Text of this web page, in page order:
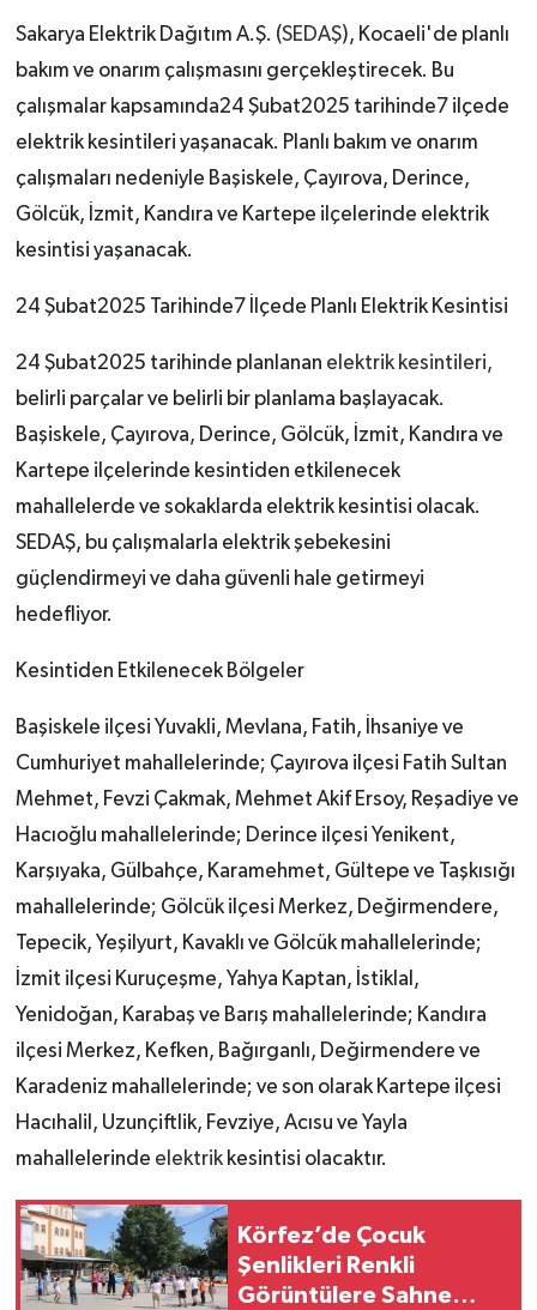
Sakarya Elektrik Dağıtım A.Ş. (SEDAŞ), Kocaeli'de planlı
bakım ve onarım çalışmasını gerçekleştirecek. Bu
çalışmalar kapsamında24 Şubat2025 tarihinde7 ilçede
elektrik kesintileri yaşanacak. Planlı bakım ve onarım
çalışmaları nedeniyle Başiskele, Çayırova, Derince,
Gölcük, İzmit, Kandıra ve Kartepe ilçelerinde elektrik
kesintisi yaşanacak.
24 Şubat2025 Tarihinde7 İlçede Planlı Elektrik Kesintisi
24 Şubat2025 tarihinde planlanan elektrik kesintileri,
belirli parçalar ve belirli bir planlama başlayacak.
Başiskele, Çayırova, Derince, Gölcük, İzmit, Kandıra ve
Kartepe ilçelerinde kesintiden etkilenecek
mahallelerde ve sokaklarda elektrik kesintisi olacak.
SEDAŞ, bu çalışmalarla elektrik şebekesini
güçlendirmeyi ve daha güvenli hale getirmeyi
hedefliyor.
Kesintiden Etkilenecek Bölgeler
Başiskele ilçesi Yuvakli, Mevlana, Fatih, İhsaniye ve
Cumhuriyet mahallelerinde; Çayırova ilçesi Fatih Sultan
Mehmet, Fevzi Çakmak, Mehmet Akif Ersoy, Reşadiye ve
Hacıoğlu mahallelerinde; Derince ilçesi Yenikent,
Karşıyaka, Gülbahçe, Karamehmet, Gültepe ve Taşkısığı
mahallelerinde; Gölcük ilçesi Merkez, Değirmendere,
Tepecik, Yeşilyurt, Kavaklı ve Gölcük mahallelerinde;
İzmit ilçesi Kuruçeşme, Yahya Kaptan, İstiklal,
Yenidoğan, Karabaş ve Barış mahallelerinde; Kandıra
ilçesi Merkez, Kefken, Bağırganlı, Değirmendere ve
Karadeniz mahallelerinde; ve son olarak Kartepe ilçesi
Hacıhalil, Uzunçiftlik, Fevziye, Acısu ve Yayla
mahallelerinde elektrik kesintisi olacaktır.
Körfez’de Çocuk
Şenlikleri Renkli
Görüntülere Sahne